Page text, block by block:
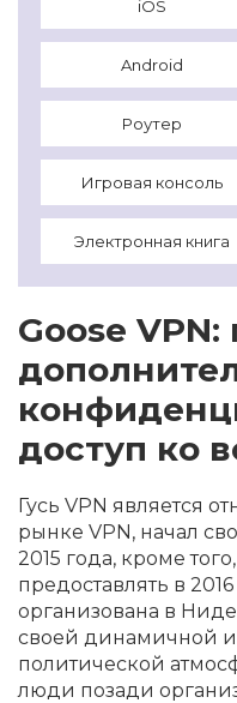
iOS
Android
Роутер
Игровая консоль
Электронная книга
Goose VPN:
доступ ко
Гусь VPN является
рынке VPN, начал
2015 года, кроме
предоставлять в
организована в
своей динамичной
политической
люди позади